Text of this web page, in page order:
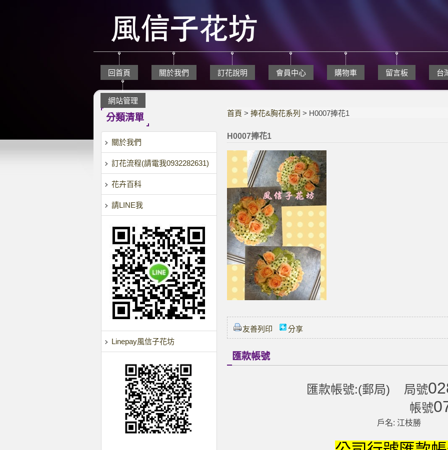
回首頁 關於我們 訂花說明 會員中心 購物車 留言板 台
網站管理
分類清單
關於我們
訂花流程(請電我0932282631)
花卉百科
請LINE我
Linepay風信子花坊
首頁 >捧花&胸花系列 > H0007捧花1
H0007捧花1
友善列印 分享
匯款帳號
匯款帳號:(郵局) 局號
帳號
戶名: 江枝勝